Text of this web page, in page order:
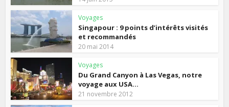
Voyages
Singapour : 9 points d’intérêts visités
et recommandés
20 mai 2014
Voyages
Du Grand Canyon à Las Vegas, notre
voyage aux USA...
21 novembre 2012